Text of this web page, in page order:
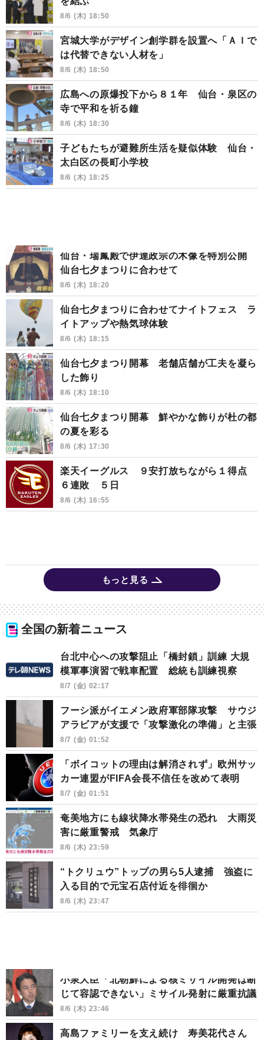
8/6 (木) 18:50
宮城大学がデザイン創学群を設置へ「ＡＩで
は代替できない人材を」
8/6 (木) 18:50
広島への原爆投下から８１年 仙台・泉区の
寺で平和を祈る鐘
8/6 (木) 18:30
子どもたちが避難所生活を疑似体験 仙台・
太白区の長町小学校
8/6 (木) 18:25
仙台・瑞鳳殿で伊達政宗の木像を特別公開
仙台七夕まつりに合わせて
8/6 (木) 18:20
仙台七夕まつりに合わせてナイトフェス ラ
イトアップや熱気球体験
8/6 (木) 18:15
仙台七夕まつり開幕 老舗店舗が工夫を凝ら
した飾り
8/6 (木) 18:10
仙台七夕まつり開幕 鮮やかな飾りが杜の都
の夏を彩る
8/6 (木) 17:30
楽天イーグルス ９安打放ちながら１得点
６連敗 ５日
8/6 (木) 16:55
もっと見る
全国の新着ニュース
台北中心への攻撃阻止「橋封鎖」訓練 大規
模軍事演習で戦車配置 総統も訓練視察
8/7 (金) 02:17
フーシ派がイエメン政府軍部隊攻撃 サウジ
アラビアが支援で「攻撃激化の準備」と主張
8/7 (金) 01:52
「ボイコットの理由は解消されず」欧州サッ
カー連盟がFIFA会長不信任を改めて表明
8/7 (金) 01:51
奄美地方にも線状降水帯発生の恐れ 大雨災
害に厳重警戒 気象庁
8/6 (木) 23:59
“トクリュウ”トップの男ら5人逮捕 強盗に
入る目的で元宝石店付近を徘徊か
8/6 (木) 23:47
小泉大臣「北朝鮮による核ミサイル開発は断
じて容認できない」ミサイル発射に厳重抗議
8/6 (木) 23:46
高島ファミリーを支え続け 寿美花代さん